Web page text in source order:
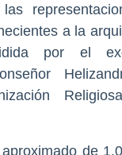
a la
por el
de